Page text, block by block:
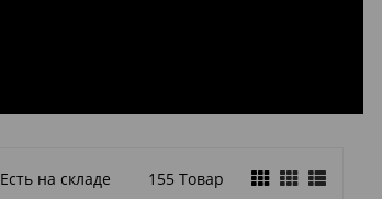
Есть на складе 155 Товар